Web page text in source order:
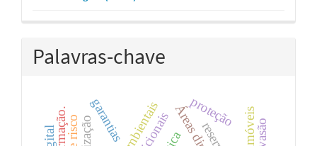
Palavras-chave
garantias proteção